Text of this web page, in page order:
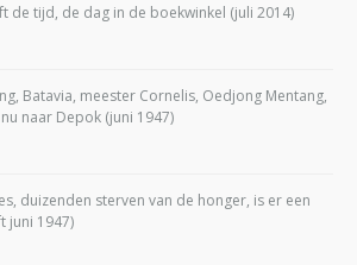
de tijd, de dag in de boekwinkel (juli 2014)
Batavia, meester Cornelis, Oedjong Mentang,
naar Depok (juni 1947)
duizenden sterven van de honger, is er een
juni 1947)